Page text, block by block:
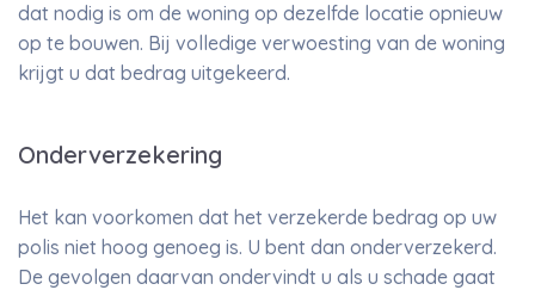
dat nodig is om de woning op dezelfde locatie opnieuw
op te bouwen. Bij volledige verwoesting van de woning
krijgt u dat bedrag uitgekeerd.
Onderverzekering
Het kan voorkomen dat het verzekerde bedrag op uw
polis niet hoog genoeg is. U bent dan onderverzekerd.
De gevolgen daarvan ondervindt u als u schade gaat